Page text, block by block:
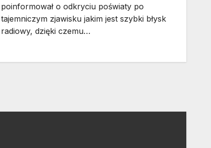
poinformował o odkryciu poświaty po
tajemniczym zjawisku jakim jest szybki błysk
radiowy, dzięki czemu…